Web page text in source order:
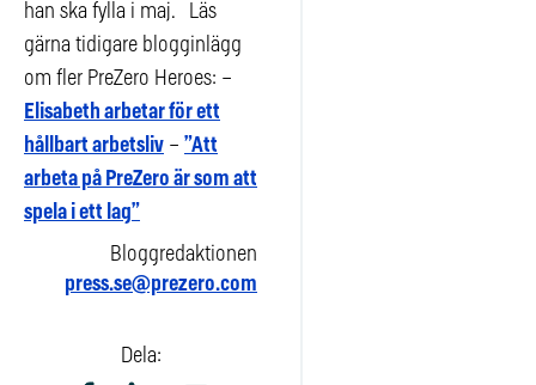
han ska fylla i maj. Läs
gärna tidigare blogginlägg
om fler PreZero Heroes: –
Elisabeth arbetar för ett
hållbart arbetsliv – ”Att
arbeta på PreZero är som att
spela i ett lag”
Bloggredaktionen
press.se@prezero.com
Dela: